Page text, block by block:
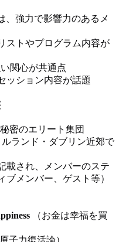
、強力で影響力のあるメ
ストやプログラム内容が
関心が共通点
ッション内容が話題
密のエリート集団
ルランド・ダブリン近郊で
載され、メンバーのステ
ブメンバー、ゲスト等）
（お金は幸福を買
子力復活論）